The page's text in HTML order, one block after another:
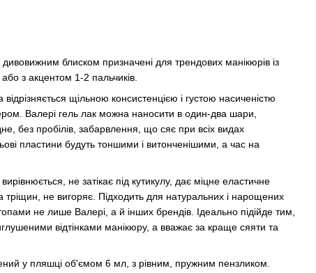
дивовижним блиском призначені для трендових манікюрів із
з акцентом 1-2 пальчиків.
щільною консистенцією і густою насиченістю
Валері гель лак можна наносити в один-два шари,
без пробілів, забарвлення, що сяє при всіх видах
пластини будуть тоншими і витонченішими, а час на
не затікає під кутикулу, дає міцне еластичне
тріщин, не вигоряє. Підходить для натуральних і нарощених
не лише Валері, а й інших брендів. Ідеально підійде тим,
відтінками манікюру, а вважає за краще сяяти та
у пляшці об'ємом 6 мл, з рівним, пружним пензликом.